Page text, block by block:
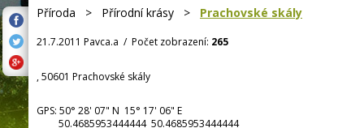
Příroda > Přírodní krásy > Prachovské skály
21.7.2011 Pavca.a / Počet zobrazení: 265
, 50601 Prachovské skály
GPS: 50° 28' 07" N 15° 17' 06" E
50.4685953444444 50.4685953444444